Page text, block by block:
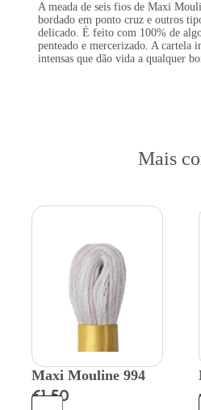
A meada de seis fios de Maxi
bordado em ponto cruz e outros
delicado. É feito com 100% de
penteado e mercerizado. A cartela
intensas que dão vida a qualquer
Mais
Maxi Mouline 994
€1.50